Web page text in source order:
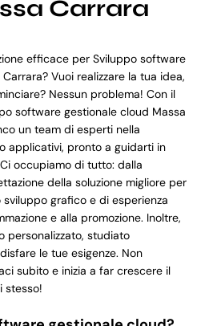
Carrara
efficace per Sviluppo software
Vuoi realizzare la tua idea,
Nessun problema! Con il
software gestionale cloud Massa
un team di esperti nella
applicativi, pronto a guidarti in
occupiamo di tutto: dalla
della soluzione migliore per
sviluppo grafico e di esperienza
e alla promozione. Inoltre,
personalizzato, studiato
le tue esigenze. Non
subito e inizia a far crescere il
stesso!